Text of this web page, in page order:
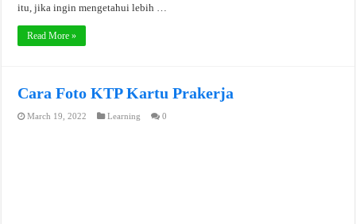
itu, jika ingin mengetahui lebih …
Read More »
Cara Foto KTP Kartu Prakerja
March 19, 2022 Learning 0